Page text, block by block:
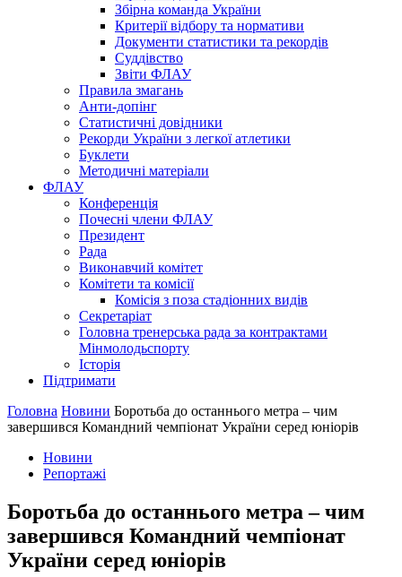
Збірна команда України
Критерії відбору та нормативи
Документи статистики та рекордів
Суддівство
Звіти ФЛАУ
Правила змагань
Анти-допінг
Статистичні довідники
Рекорди України з легкої атлетики
Буклети
Методичні матеріали
ФЛАУ
Конференція
Почесні члени ФЛАУ
Президент
Рада
Виконавчий комітет
Комітети та комісії
Комісія з поза стадіонних видів
Секретаріат
Головна тренерська рада за контрактами
Мінмолодьспорту
Історія
Підтримати
Головна Новини Боротьба до останнього метра – чим
завершився Командний чемпіонат України серед юніорів
Новини
Репортажі
Боротьба до останнього метра – чим
завершився Командний чемпіонат
України серед юніорів